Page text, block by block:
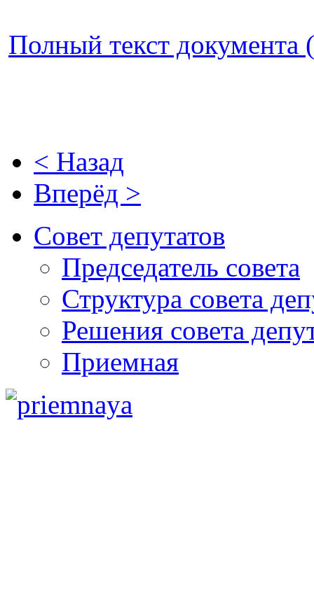
Полный текст документа
< Назад
Вперёд >
Совет депутатов
Председатель совета
Структура совета
Решения совета
Приемная